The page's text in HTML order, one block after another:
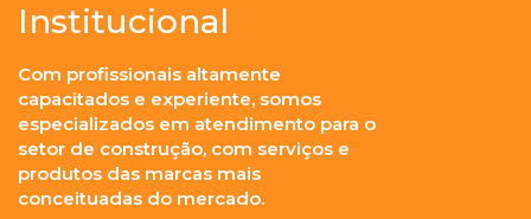
Institucional
Com profissionais altamente
capacitados e experiente, somos
especializados em atendimento para o
setor de construção, com serviços e
produtos das marcas mais
conceituadas do mercado.